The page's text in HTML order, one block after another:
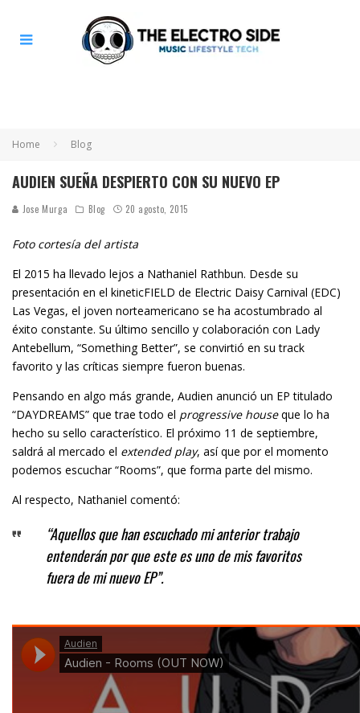
Home Blog
AUDIEN SUEÑA DESPIERTO CON SU NUEVO EP
Jose Murga Blog 20 agosto, 2015
Foto cortesía del artista
El 2015 ha llevado lejos a Nathaniel Rathbun. Desde su
presentación en el kineticFIELD de Electric Daisy Carnival (EDC)
Las Vegas, el joven norteamericano se ha acostumbrado al
éxito constante. Su último sencillo y colaboración con Lady
Antebellum, “Something Better”, se convirtió en su track
favorito y las críticas siempre fueron buenas.
Pensando en algo más grande, Audien anunció un EP titulado
“DAYDREAMS” que trae todo el progressive houseque lo ha
hecho su sello característico. El próximo 11 de septiembre,
saldrá al mercado el extended play, así que por el momento
podemos escuchar “Rooms”, que forma parte del mismo.
Al respecto, Nathaniel comentó:
“Aquellos que han escuchado mi anterior trabajo
entenderán por que este es uno de mis favoritos
fuera de mi nuevo EP”.